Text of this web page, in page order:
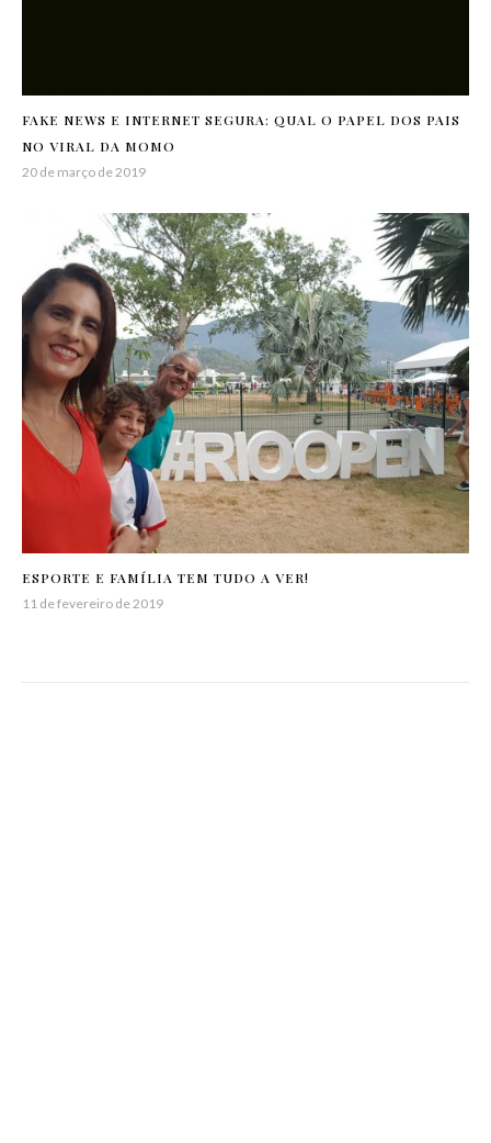
FAKE NEWS E INTERNET SEGURA: QUAL O PAPEL DOS PAIS
NO VIRAL DA MOMO
20 de março de 2019
ESPORTE E FAMÍLIA TEM TUDO A VER!
11 de fevereiro de 2019